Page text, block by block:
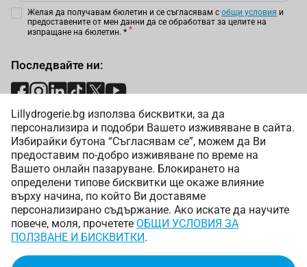
Lillydrogerie.bg използва бисквитки, за да
персонализира и подобри Вашето изживяване в сайта.
Избирайки бутона “Съгласявам се”, можем да Ви
предоставим по-добро изживяване по време на
Вашето онлайн пазаруване. Блокирането на
определени типове бисквитки ще окаже влияние
върху начина, по който Ви доставяме
персонализирано съдържание. Ако искате да научите
повече, моля, прочетете ОБЩИ УСЛОВИЯ ЗА
ПОЛЗВАНЕ И БИСКВИТКИ.
Желая да получавам бюлетин и се съгласявам с общи условия и
предоставените от мен данни да се обработват за целите на
изпращане на бюлетин. *
Последвайте ни:
Начини на плащане:
Начини на доставка: